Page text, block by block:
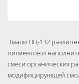
Эмали НЦ-132
пигментов и
смеси органических
модифицирующей